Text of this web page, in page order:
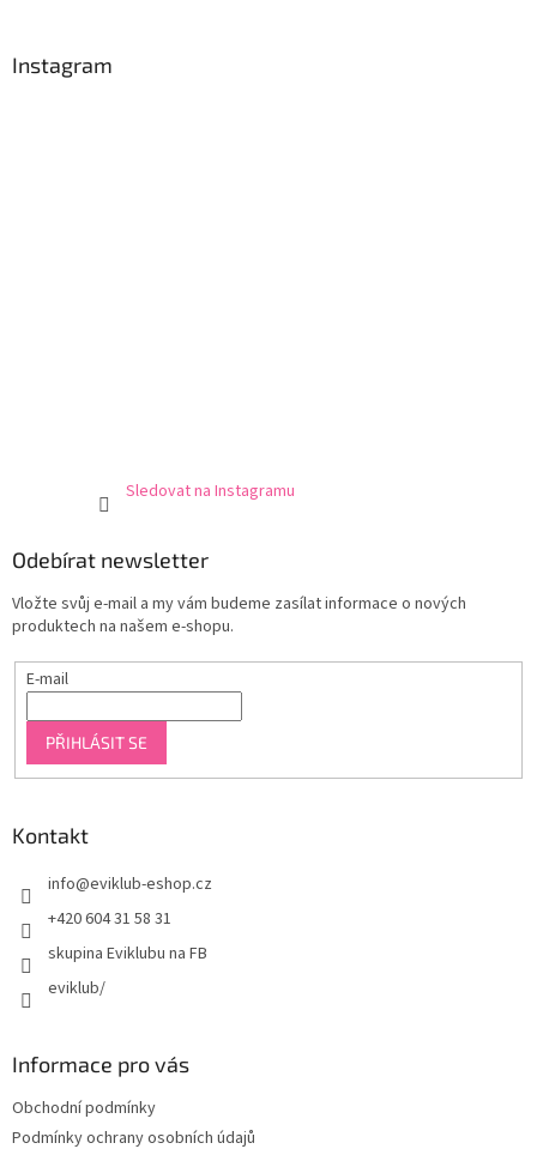
Instagram
Sledovat na Instagramu
Odebírat newsletter
Vložte svůj e-mail a my vám budeme zasílat informace o nových
produktech na našem e-shopu.
E-mail
PŘIHLÁSIT SE
Kontakt
info@eviklub-eshop.cz
+420 604 31 58 31
skupina Eviklubu na FB
eviklub/
Informace pro vás
Obchodní podmínky
Podmínky ochrany osobních údajů